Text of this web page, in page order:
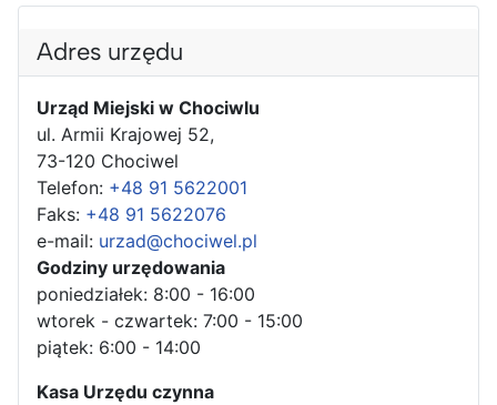
Adres urzędu
Urząd Miejski w Chociwlu
ul. Armii Krajowej 52,
73-120 Chociwel
Telefon: +48 91 5622001
Faks: +48 91 5622076
e-mail: urzad@chociwel.pl
Godziny urzędowania
poniedziałek: 8:00 - 16:00
wtorek - czwartek: 7:00 - 15:00
piątek: 6:00 - 14:00
Kasa Urzędu czynna